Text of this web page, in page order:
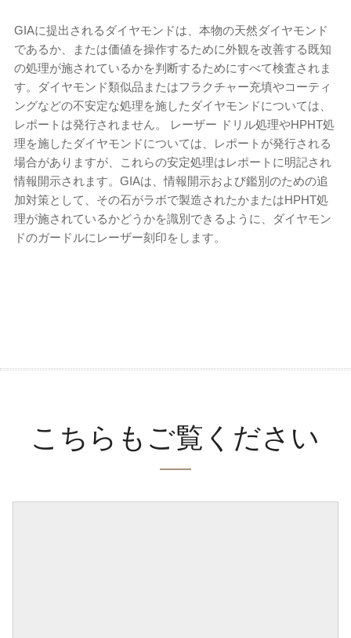
GIAに提出されるダイヤモンドは、本物の天然ダイヤモンド
であるか、または価値を操作するために外観を改善する既知
の処理が施されているかを判断するためにすべて検査されま
す。ダイヤモンド類似品またはフラクチャー充填やコーティ
ングなどの不安定な処理を施したダイヤモンドについては、
レポートは発行されません。 レーザー ドリル処理やHPHT処
理を施したダイヤモンドについては、レポートが発行される
場合がありますが、これらの安定処理はレポートに明記され
情報開示されます。GIAは、情報開示および鑑別のための追
加対策として、その石がラボで製造されたかまたはHPHT処
理が施されているかどうかを識別できるように、ダイヤモン
ドのガードルにレーザー刻印をします。
こちらもご覧ください